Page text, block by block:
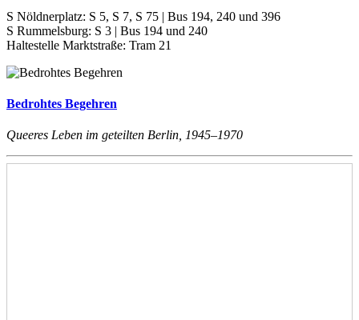
S Nöldnerplatz: S 5, S 7, S 75 | Bus 194, 240 und 396
S Rummelsburg: S 3 | Bus 194 und 240
Haltestelle Marktstraße: Tram 21
Bedrohtes Begehren
Queeres Leben im geteilten Berlin, 1945–1970